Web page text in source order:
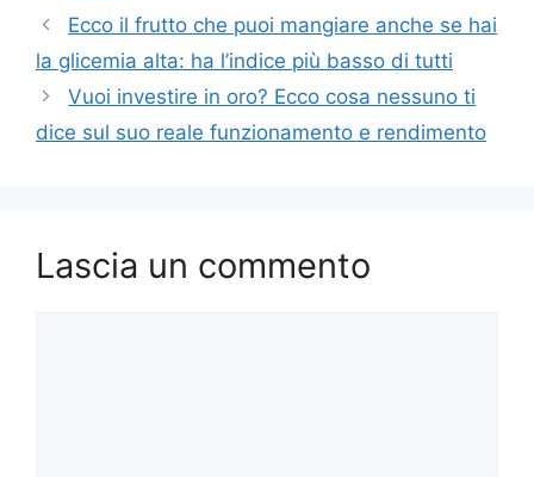
Ecco il frutto che puoi mangiare anche se hai
la glicemia alta: ha l’indice più basso di tutti
Vuoi investire in oro? Ecco cosa nessuno ti
dice sul suo reale funzionamento e rendimento
Lascia un commento